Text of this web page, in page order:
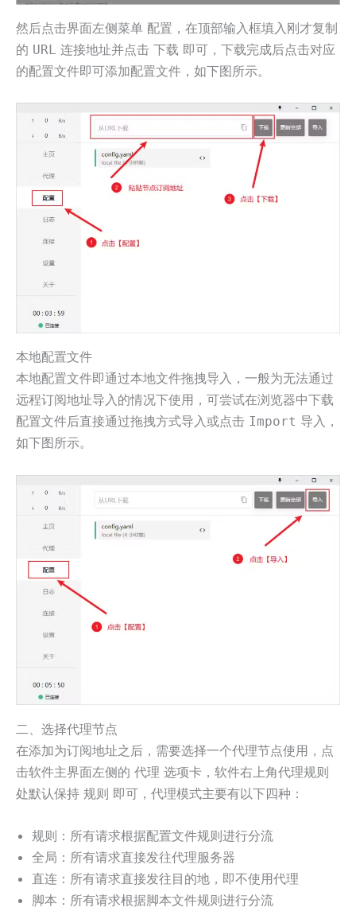
然后点击界面左侧菜单 配置 ，在顶部输入框填入刚才复制
的 URL 连接地址并点击 下载 即可，下载完成后点击对应
的配置文件即可添加配置文件，如下图所示。
本地配置文件
本地配置文件即通过本地文件拖拽导入，一般为无法通过
远程订阅地址导入的情况下使用，可尝试在浏览器中下载
配置文件后直接通过拖拽方式导入或点击 Import 导入，
如下图所示。
二、选择代理节点
在添加为订阅地址之后，需要选择一个代理节点使用，点
击软件主界面左侧的 代理 选项卡，软件右上角代理规则
处默认保持 规则 即可，代理模式主要有以下四种：
规则：所有请求根据配置文件规则进行分流
全局：所有请求直接发往代理服务器
直连：所有请求直接发往目的地，即不使用代理
脚本：所有请求根据脚本文件规则进行分流